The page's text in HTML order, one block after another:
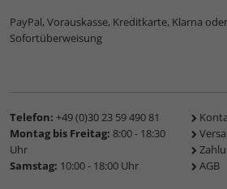
PayPal, Vorauskasse, Kreditkarte, Klarna oder
Sofortüberweisung
Telefon: +49 (0)30 23 59 490 81
Montag bis Freitag: 8:00 - 18:30
Uhr
Samstag: 10:00 - 18:00 Uhr
AGB